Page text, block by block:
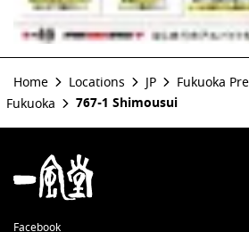
Home Locations JP
Fukuoka
Fukuoka
767-1 Shimousui
Facebook